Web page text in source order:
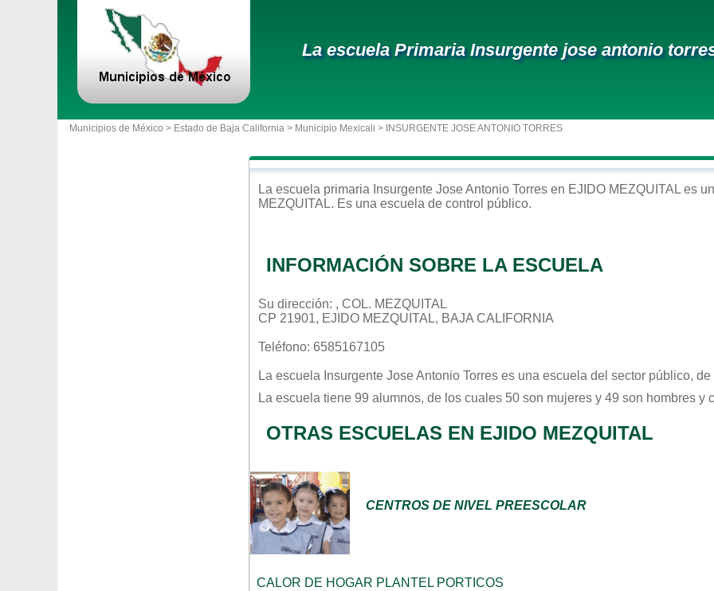
La escuela Primaria Insurgente jose antonio
Municipios de México > Estado de Baja California > Municipio Mexicali > INSURGENTE JOSE ANTONIO TORRES
La escuela primaria Insurgente Jose Antonio Torres en EJIDO MEZQUITAL es
MEZQUITAL. Es una escuela de control público.
INFORMACIÓN SOBRE LA ESCUELA
Su dirección: , COL. MEZQUITAL
CP 21901, EJIDO MEZQUITAL, BAJA CALIFORNIA
Teléfono: 6585167105
La escuela Insurgente Jose Antonio Torres es una escuela del sector público,
La escuela tiene 99 alumnos, de los cuales 50 son mujeres y 49 son hombres y
OTRAS ESCUELAS EN EJIDO MEZQUITAL
CENTROS DE NIVEL PREESCOLAR
CALOR DE HOGAR PLANTEL PORTICOS